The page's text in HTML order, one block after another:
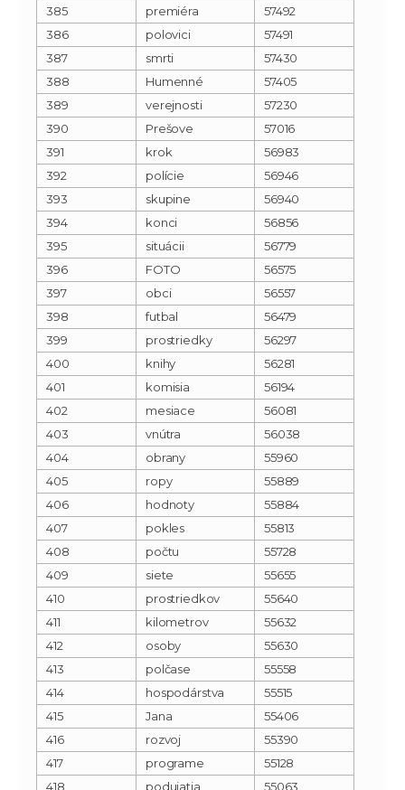
385
premiéra
57492
386
polovici
57491
387
smrti
57430
388
Humenné
57405
389
verejnosti
57230
390
Prešove
57016
391
krok
56983
392
polície
56946
393
skupine
56940
394
konci
56856
395
situácii
56779
396
FOTO
56575
397
obci
56557
398
futbal
56479
399
prostriedky
56297
400
knihy
56281
401
komisia
56194
402
mesiace
56081
403
vnútra
56038
404
obrany
55960
405
ropy
55889
406
hodnoty
55884
407
pokles
55813
408
počtu
55728
409
siete
55655
410
prostriedkov
55640
411
kilometrov
55632
412
osoby
55630
413
polčase
55558
414
hospodárstva
55515
415
Jana
55406
416
rozvoj
55390
417
programe
55128
418
podujatia 55063